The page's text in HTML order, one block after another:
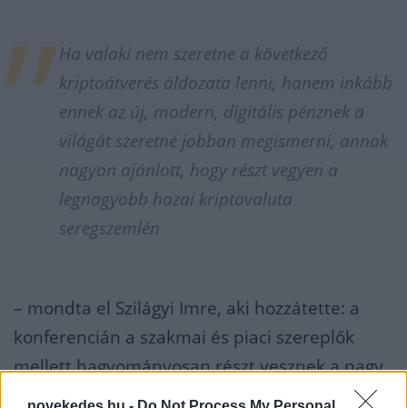
Ha valaki nem szeretne a következő
kriptoátverés áldozata lenni, hanem inkább
ennek az új, modern, digitális pénznek a
világát szeretné jobban megismerni, annak
nagyon ajánlott, hogy részt vegyen a
legnagyobb hazai kriptovaluta
seregszemlén
– mondta el Szilágyi Imre, aki hozzátette: a
konferencián a szakmai és piaci szereplők
mellett hagyományosan részt vesznek a nagy
bankok, alapkezelők és az állami szervek,